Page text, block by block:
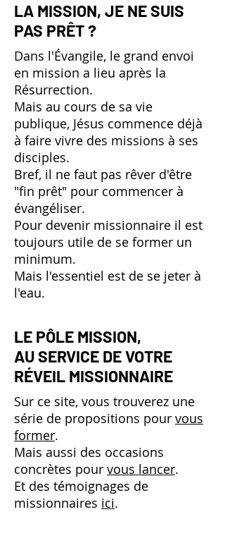
LA MISSION, JE NE SUIS
PAS PRÊT ?
Dans l'Évangile, le grand envoi
en mission a lieu après la
Résurrection.
Mais au cours de sa vie
publique, Jésus commence déjà
à faire vivre des missions à ses
disciples.
Bref, il ne faut pas rêver d'être
"fin prêt" pour commencer à
évangéliser.
Pour devenir missionnaire il est
toujours utile de se former un
minimum.
Mais l'essentiel est de se jeter à
l'eau.
LE PÔLE MISSION,
AU SERVICE DE VOTRE
RÉVEIL MISSIONNAIRE
Sur ce site, vous trouverez une
série de propositions pour vous
former.
Mais aussi des occasions
concrètes pour vous lancer.
Et des témoignages de
missionnaires ici.